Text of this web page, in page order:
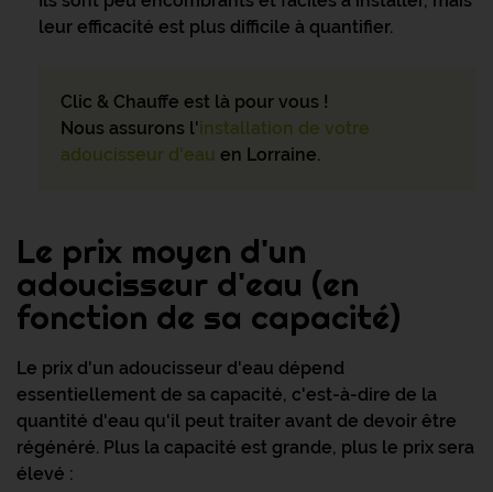
leur efficacité est plus difficile à quantifier.
Clic & Chauffe est là pour vous !
Nous assurons l'installation de votre
adoucisseur d'eau en Lorraine.
Le prix moyen d'un
adoucisseur d'eau (en
fonction de sa capacité)
Le prix d'un adoucisseur d'eau dépend
essentiellement de sa capacité, c'est-à-dire de la
quantité d'eau qu'il peut traiter avant de devoir être
régénéré. Plus la capacité est grande, plus le prix sera
élevé :